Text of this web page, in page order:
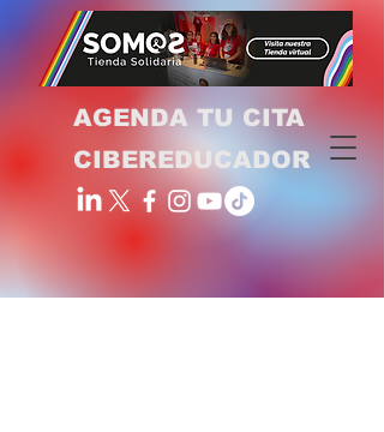
AGENDA TU CITA
CIBEREDUCADOR